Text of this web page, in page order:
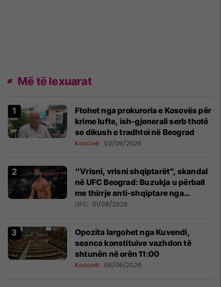
Më të lexuarat
Ftohet nga prokuroria e Kosovës për
krime lufte, ish-gjenerali serb thotë
se dikush e tradhtoi në Beograd
Kosovë 02/08/2026
“Vrisni, vrisni shqiptarët”, skandal
në UFC Beograd: Buzukja u përball
me thirrje anti-shqiptare nga
tribunat
UFC 01/08/2026
Opozita largohet nga Kuvendi,
seanca konstituive vazhdon të
shtunën në orën 11:00
Kosovë 06/08/2026